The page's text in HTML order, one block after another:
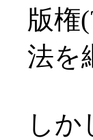
版権
法を
しか